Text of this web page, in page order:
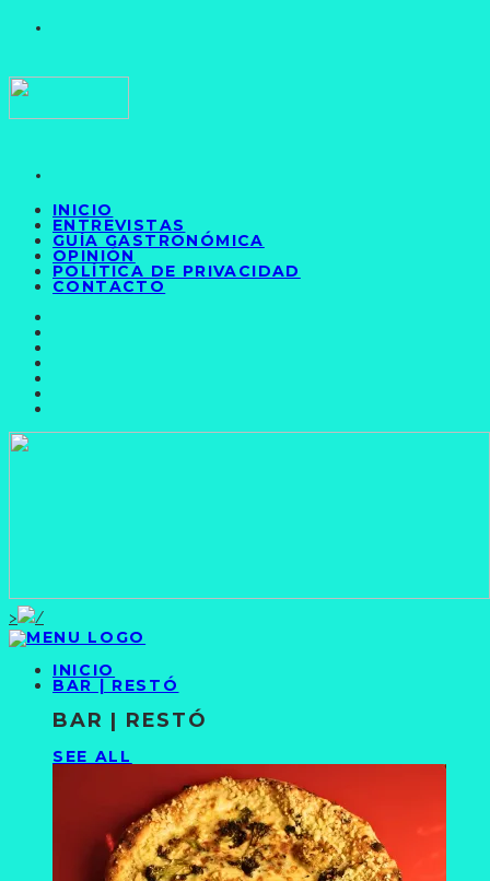
INICIO
ENTREVISTAS
GUÍA GASTRONÓMICA
OPINIÓN
POLÍTICA DE PRIVACIDAD
CONTACTO
>
INICIO
BAR | RESTÓ
BAR | RESTÓ
SEE ALL